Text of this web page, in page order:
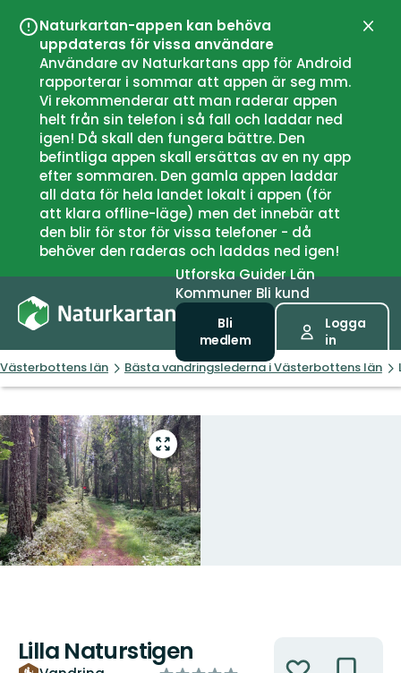
Naturkartan-appen kan behöva
uppdateras för vissa användare
Användare av Naturkartans app för Android
rapporterar i sommar att appen är seg mm.
Vi rekommenderar att man raderar appen
helt från sin telefon i så fall och laddar ned
igen! Då skall den fungera bättre. Den
befintliga appen skall ersättas av en ny app
efter sommaren. Den gamla appen laddar
all data för hela landet lokalt i appen (för
att klara offline-läge) men det innebär att
den blir för stor för vissa telefoner - då
behöver den raderas och laddas ned igen!
UtforskaGuiderLän
Kommuner Bli kund
Bli
medlem
Logga
in
Västerbottens län Bästa vandringslederna i Västerbottens län
Gå
till
helskärmsläge
Lilla Naturstigen